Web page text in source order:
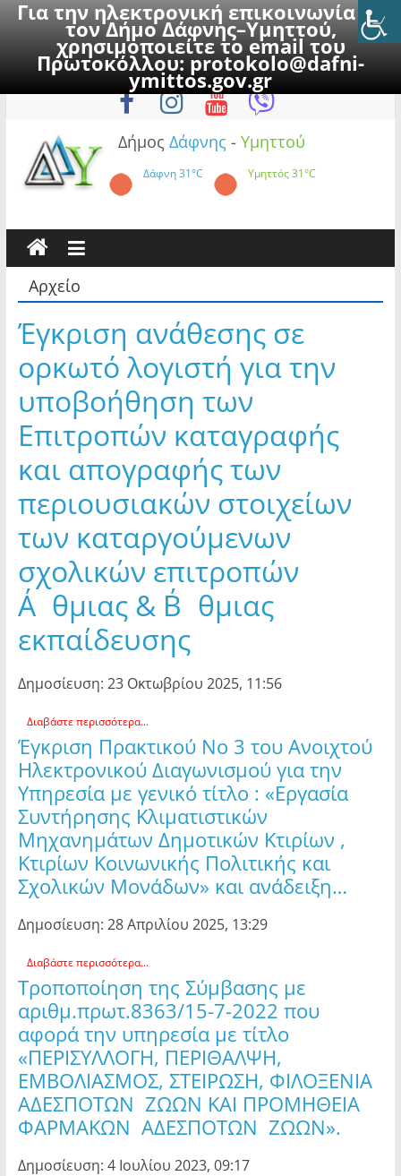
Για την ηλεκτρονική επικοινωνία με
τον Δήμο Δάφνης–Υμηττού,
χρησιμοποιείτε το email του
Πρωτοκόλλου:protokolo@dafni-
ymittos.gov.gr
to
Κυριακή, 9 Αυγούστου 2026
Δήμος Δάφνης - Υμηττού
Δάφνη31°C Υμηττός31°C
Αρχείο
Έγκριση ανάθεσης σε
ορκωτό λογιστή για την
υποβοήθηση των
Επιτροπών καταγραφής
και απογραφής των
περιουσιακών στοιχείων
των καταργούμενων
σχολικών επιτροπών
Α΄θμιας & Β΄θμιας
εκπαίδευσης
Δημοσίευση: 23 Οκτωβρίου 2025, 11:56
Διαβάστε περισσότερα...
Έγκριση Πρακτικού Νο 3 του Ανοιχτού
Ηλεκτρονικού Διαγωνισμού για την
Υπηρεσία με γενικό τίτλο : «Εργασία
Συντήρησης Κλιματιστικών
Μηχανημάτων Δημοτικών Κτιρίων ,
Κτιρίων Κοινωνικής Πολιτικής και
Σχολικών Μονάδων» και ανάδειξη…
Δημοσίευση: 28 Απριλίου 2025, 13:29
Διαβάστε περισσότερα...
Τροποποίηση της Σύμβασης με
αριθμ.πρωτ.8363/15-7-2022 που
αφορά την υπηρεσία με τίτλο
«ΠΕΡΙΣΥΛΛΟΓΗ, ΠΕΡΙΘΑΛΨΗ,
ΕΜΒΟΛΙΑΣΜΟΣ, ΣΤΕΙΡΩΣΗ, ΦΙΛΟΞΕΝΙΑ
ΑΔΕΣΠΟΤΩΝ ΖΩΩΝ ΚΑΙ ΠΡΟΜΗΘΕΙΑ
ΦΑΡΜΑΚΩΝ ΑΔΕΣΠΟΤΩΝ ΖΩΩΝ».
Δημοσίευση: 4 Ιουλίου 2023, 09:17